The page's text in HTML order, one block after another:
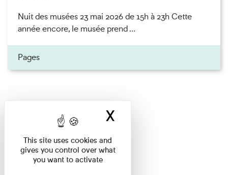
Nuit des musées 23 mai 2026 de 15h à 23h Cette
année encore, le musée prend ...
Pages
This site uses cookies and
gives you control over what
you want to activate
X